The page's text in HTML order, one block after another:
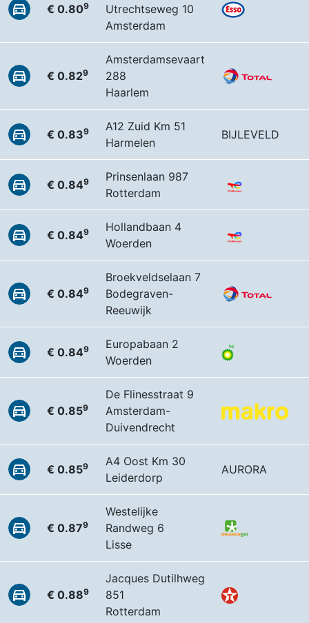
€ 0.809
Utrechtseweg 10
Amsterdam
€ 0.829
Amsterdamsevaart
288
Haarlem
€ 0.839
A12 Zuid Km 51
Harmelen
BIJLEVELD
€ 0.849
Prinsenlaan 987
Rotterdam
€ 0.849
Hollandbaan 4
Woerden
€ 0.849
Broekveldselaan 7
Bodegraven-
Reeuwijk
€ 0.849
Europabaan 2
Woerden
€ 0.859
De Flinesstraat 9
Amsterdam-
Duivendrecht
€ 0.859
A4 Oost Km 30
Leiderdorp
AURORA
€ 0.879
Westelijke
Randweg 6
Lisse
€ 0.889
Jacques Dutilhweg
851
Rotterdam